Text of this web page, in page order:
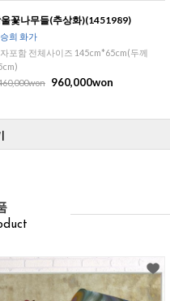
꽃나무들(추상화)(1451989)
희 화가
포함 전체사이즈 145cm*65cm(두께
960,000won